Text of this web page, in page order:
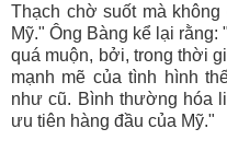
Thạch chờ suốt mà
Mỹ." Ông Bàng kể lại
quá muộn, bởi, trong thời
mạnh mẽ của tình hình
như cũ. Bình thường hóa
ưu tiên hàng đầu của Mỹ."